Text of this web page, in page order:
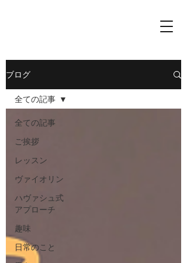
ブログ
全ての記事
ご挨拶
レッスン
ヴァイオリン
ハヴァシュ式
アプローチ
趣味
日常のこと
全ての記事